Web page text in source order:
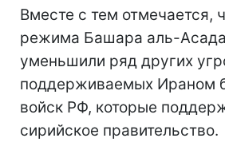
Вместе с тем отмечается,
режима Башара аль-Асада
уменьшили ряд других
поддерживаемых Ираном
войск РФ, которые
сирийское правительство.